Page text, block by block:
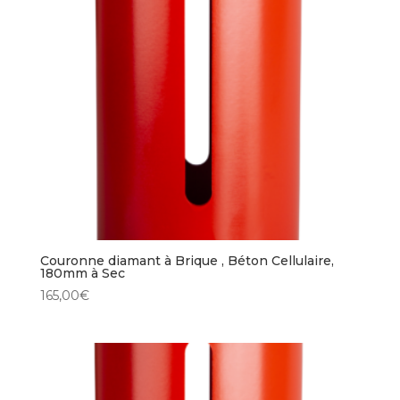
Couronne diamant à Brique , Béton Cellulaire,
180mm à Sec
165,00€